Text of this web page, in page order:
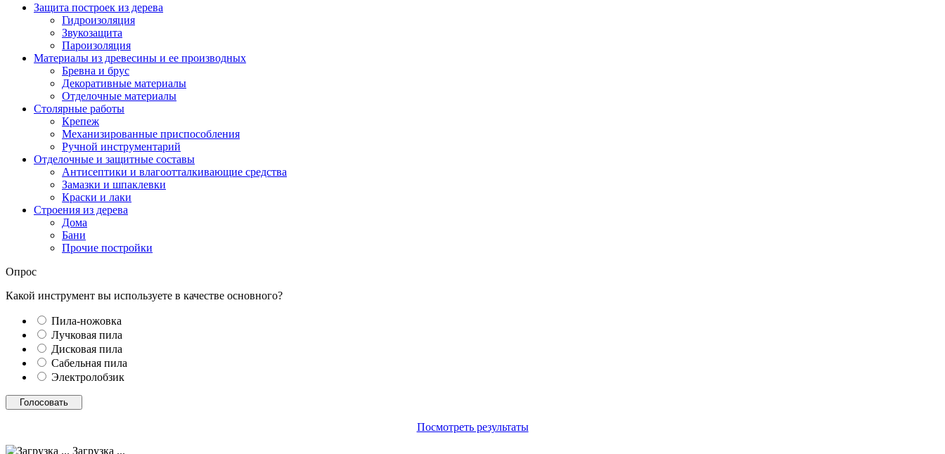
Защита построек из дерева
Гидроизоляция
Звукозащита
Пароизоляция
Материалы из древесины и ее производных
Бревна и брус
Декоративные материалы
Отделочные материалы
Столярные работы
Крепеж
Механизированные приспособления
Ручной инструментарий
Отделочные и защитные составы
Антисептики и влагоотталкивающие средства
Замазки и шпаклевки
Краски и лаки
Строения из дерева
Дома
Бани
Прочие постройки
Опрос
Какой инструмент вы используете в качестве основного?
Пила-ножовка
Лучковая пила
Дисковая пила
Сабельная пила
Электролобзик
Посмотреть результаты
Загрузка ...